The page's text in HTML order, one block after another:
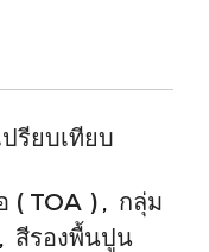
ปรียบเทียบ
( TOA ) , กลุ่ม
, สีรองพื้นปูน